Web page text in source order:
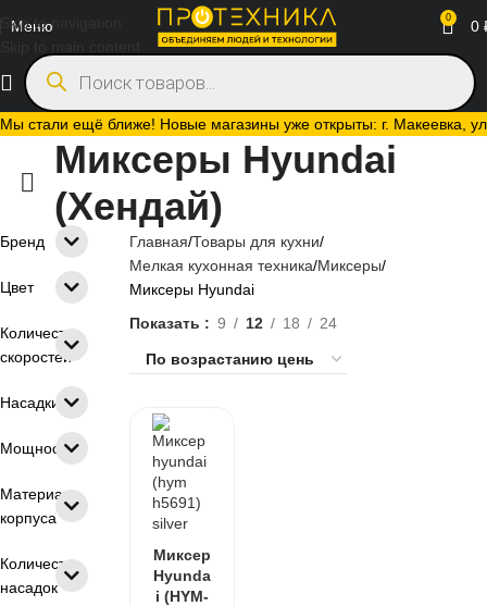
Skip to navigation
Мы стали ещё ближе! Новые магазины уже открыты: г. Макеевка,
Меню 0 0
Миксеры Hyundai
(Хендай)
Бренд
Цвет
Количество
скоростей
Насадки
Мощность
Материал
корпуса
Количество
насадок
Главная Товары для кухни
Мелкая кухонная техника Миксеры
Миксеры Hyundai
Показать
9 12 18 24
Миксер
Hyunda
i (HYM-